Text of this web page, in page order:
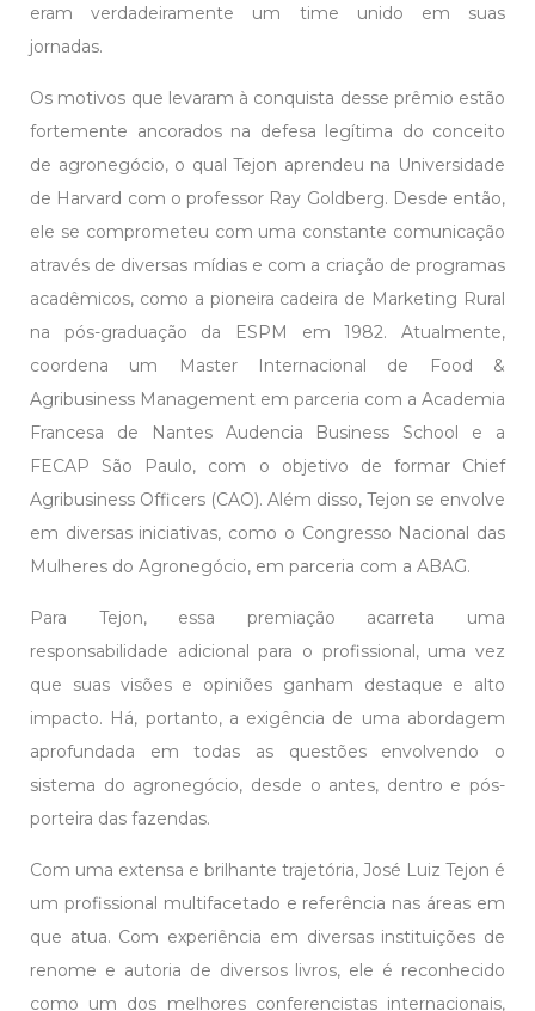
eram verdadeiramente um time unido em suas
jornadas.
Os motivos que levaram à conquista desse prêmio estão
fortemente ancorados na defesa legítima do conceito
de agronegócio, o qual Tejon aprendeu na Universidade
de Harvard com o professor Ray Goldberg. Desde então,
ele se comprometeu com uma constante comunicação
através de diversas mídias e com a criação de programas
acadêmicos, como a pioneira cadeira de Marketing Rural
na pós-graduação da ESPM em 1982. Atualmente,
coordena um Master Internacional de Food &
Agribusiness Management em parceria com a Academia
Francesa de Nantes Audencia Business School e a
FECAP São Paulo, com o objetivo de formar Chief
Agribusiness Officers (CAO). Além disso, Tejon se envolve
em diversas iniciativas, como o Congresso Nacional das
Mulheres do Agronegócio, em parceria com a ABAG.
Para Tejon, essa premiação acarreta uma
responsabilidade adicional para o profissional, uma vez
que suas visões e opiniões ganham destaque e alto
impacto. Há, portanto, a exigência de uma abordagem
aprofundada em todas as questões envolvendo o
sistema do agronegócio, desde o antes, dentro e pós-
porteira das fazendas.
Com uma extensa e brilhante trajetória, José Luiz Tejon é
um profissional multifacetado e referência nas áreas em
que atua. Com experiência em diversas instituições de
renome e autoria de diversos livros, ele é reconhecido
como um dos melhores conferencistas internacionais,